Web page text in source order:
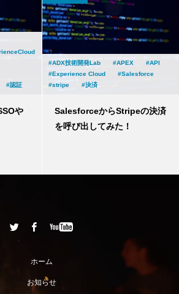
認証
や
ADX技術開発Lab APEX
API
Experience Cloud
Salesforce
stripe
決済
SalesforceからStripeの決済
を呼び出してみた！
ホーム
お知らせ